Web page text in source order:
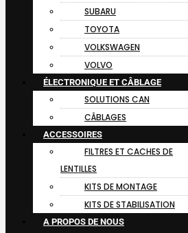
SUBARU
TOYOTA
VOLKSWAGEN
VOLVO
ÉLECTRONIQUE ET CÂBLAGE
SOLUTIONS CAN
CÂBLAGES
ACCESSOIRES
FILTRES ET CACHES DE
LENTILLES
KITS DE MONTAGE
KITS DE STABILISATION
A PROPOS DE NOUS